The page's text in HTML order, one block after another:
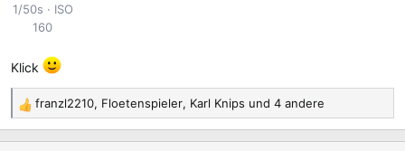
1/50s
ISO
160
Klick
R
e
a
franzl2210, Floetenspieler, Karl Knips und 4 andere